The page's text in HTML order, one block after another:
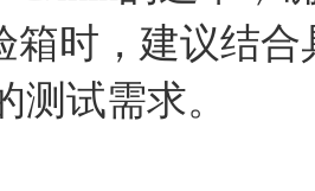
箱时，建议结
测试需求。